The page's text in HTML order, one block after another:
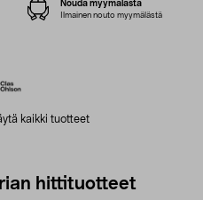
kaikki tuotteet
Nouda myymälästä
Ilmainen nouto myymälästä
hittituotteet